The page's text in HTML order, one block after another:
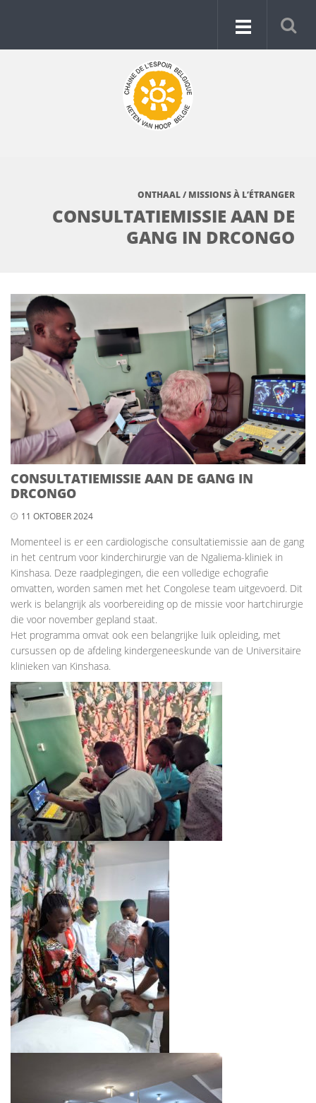
ONTHAAL/ MISSIONS À L’ÉTRANGER
CONSULTATIEMISSIE AAN DE
GANG IN DRCONGO
CONSULTATIEMISSIE AAN DE GANG IN
DRCONGO
11 OKTOBER 2024
Momenteel is er een cardiologische consultatiemissie aan de gang
in het centrum voor kinderchirurgie van de Ngaliema-kliniek in
Kinshasa. Deze raadplegingen, die een volledige echografie
omvatten, worden samen met het Congolese team uitgevoerd. Dit
werk is belangrijk als voorbereiding op de missie voor hartchirurgie
die voor november gepland staat.
Het programma omvat ook een belangrijke luik opleiding, met
cursussen op de afdeling kindergeneeskunde van de Universitaire
klinieken van Kinshasa.